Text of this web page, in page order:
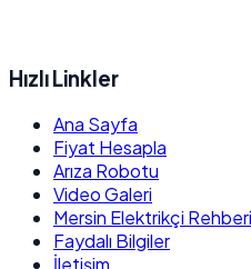
Hızlı Linkler
Ana Sayfa
Fiyat Hesapla
Arıza Robotu
Video Galeri
Mersin Elektrikçi Rehberi
Faydalı Bilgiler
İletişim